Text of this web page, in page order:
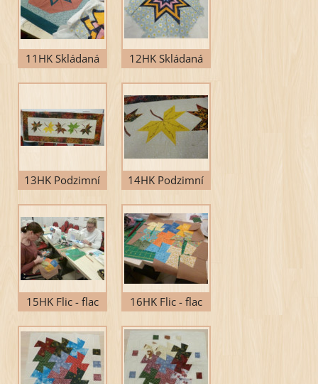
11HK Skládaná
12HK Skládaná
13HK Podzimní
14HK Podzimní
15HK Flic - flac 16HK Flic - flac